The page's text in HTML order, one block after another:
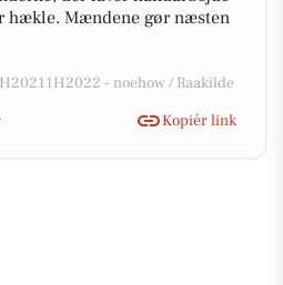
hækle. Mændene gør næsten
- noehow / Raakilde
Kopiér link